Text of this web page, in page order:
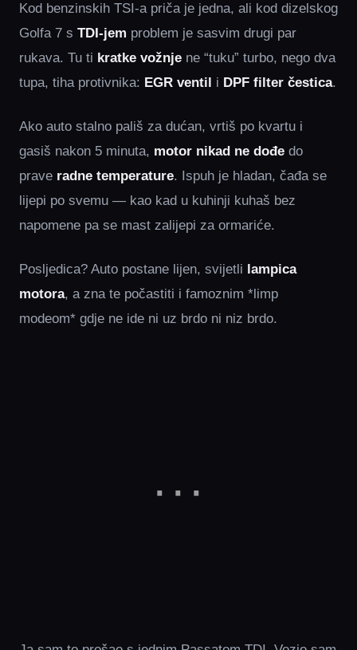
Kod benzinskih TSI-a priča je jedna, ali kod dizelskog
Golfa 7 s TDI-jem problem je sasvim drugi par
rukava. Tu ti kratke vožnje ne “tuku” turbo, nego dva
tupa, tiha protivnika: EGR ventil i DPF filter čestica.
Ako auto stalno pališ za dućan, vrtiš po kvartu i
gasiš nakon 5 minuta, motor nikad ne dođe do
prave radne temperature. Ispuh je hladan, čađa se
lijepi po svemu — kao kad u kuhinji kuhaš bez
napomene pa se mast zalijepi za ormariće.
Posljedica? Auto postane lijen, svijetli lampica
motora, a zna te počastiti i famoznim *limp
modeom* gdje ne ide ni uz brdo ni niz brdo.